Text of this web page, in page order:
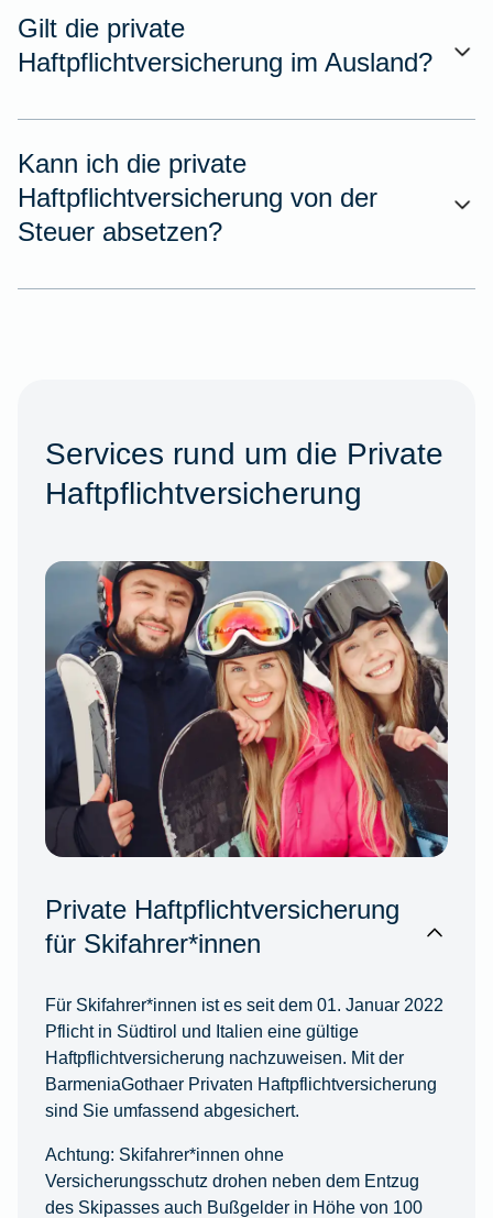
Gilt die private
Haftpflichtversicherung im Ausland?
Kann ich die private
Haftpflichtversicherung von der
Steuer absetzen?
Services rund um die Private
Haftpflichtversicherung
Private Haftpflichtversicherung
für Skifahrer*innen
Für Skifahrer*innen ist es seit dem 01. Januar 2022
Pflicht in Südtirol und Italien eine gültige
Haftpflichtversicherung nachzuweisen. Mit der
BarmeniaGothaer Privaten Haftpflichtversicherung
sind Sie umfassend abgesichert.
Achtung: Skifahrer*innen ohne
Versicherungsschutz drohen neben dem Entzug
des Skipasses auch Bußgelder in Höhe von 100